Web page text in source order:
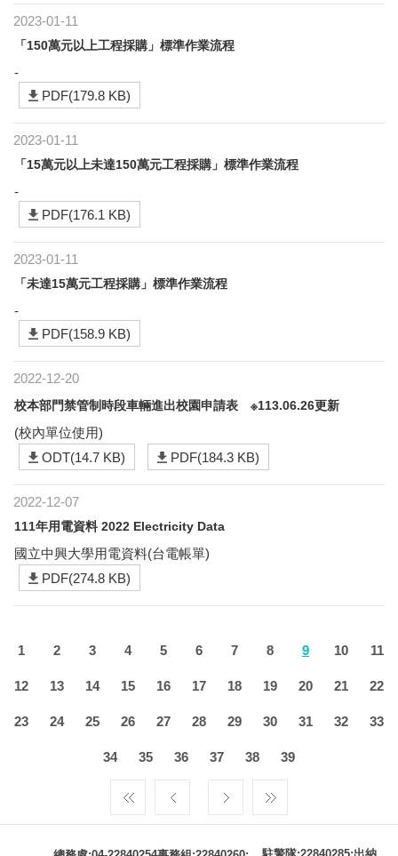
2023-01-11
「150萬元以上工程採購」標準作業流程
-
PDF(179.8 KB)
2023-01-11
「15萬元以上未達150萬元工程採購」標準作業流程
-
PDF(176.1 KB)
2023-01-11
「未達15萬元工程採購」標準作業流程
-
PDF(158.9 KB)
2022-12-20
校本部門禁管制時段車輛進出校園申請表 ※113.06.26更新
(校內單位使用)
ODT(14.7 KB)
PDF(184.3 KB)
2022-12-07
111年用電資料 2022 Electricity Data
國立中興大學用電資料(台電帳單)
PDF(274.8 KB)
1 2 3 4 5 6 7 8 9 10 11
12 13 14 15 16 17 18 19 20 21 22
23 24 25 26 27 28 29 30 31 32 33
34 35 36 37 38 39